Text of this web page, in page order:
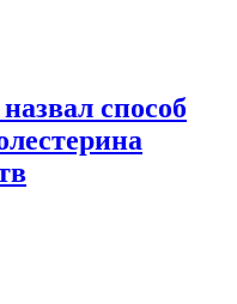
способ